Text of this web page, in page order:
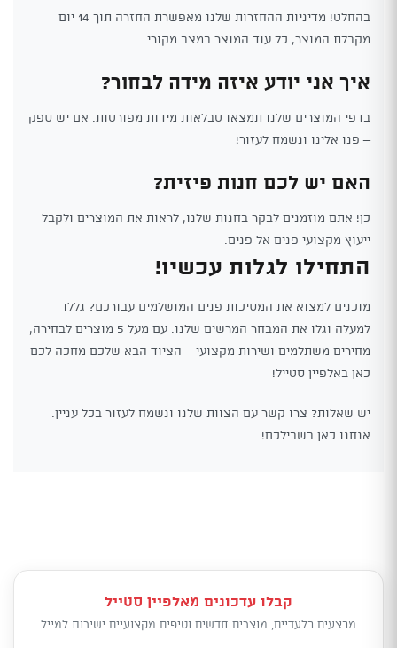
בהחלט! מדיניות ההחזרות שלנו מאפשרת החזרה תוך 14 יום
מקבלת המוצר, כל עוד המוצר במצב מקורי.
איך אני יודע איזה מידה לבחור?
בדפי המוצרים שלנו תמצאו טבלאות מידות מפורטות. אם יש ספק
– פנו אלינו ונשמח לעזור!
האם יש לכם חנות פיזית?
כן! אתם מוזמנים לבקר בחנות שלנו, לראות את המוצרים ולקבל
ייעוץ מקצועי פנים אל פנים.
התחילו לגלות עכשיו!
מוכנים למצוא את המסיכות פנים המושלמים עבורכם? גללו
למעלה וגלו את המבחר המרשים שלנו. עם מעל 5 מוצרים לבחירה,
מחירים משתלמים ושירות מקצועי – הציוד הבא שלכם מחכה לכם
כאן באלפיין סטייל!
יש שאלות? צרו קשר עם הצוות שלנו ונשמח לעזור בכל עניין.
אנחנו כאן בשבילכם!
קבלו עדכונים מאלפיין סטייל
מבצעים בלעדיים, מוצרים חדשים וטיפים מקצועיים ישירות למייל